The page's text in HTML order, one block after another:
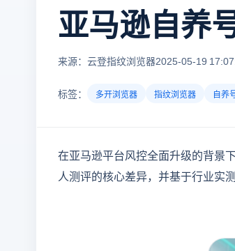
亚马逊自养
来源：云登指纹浏览器2025-05-19
标签： 多开浏览器 指纹浏览器 自养
在亚马逊平台风控全面升级的背景
人测评的核心差异，并基于行业实